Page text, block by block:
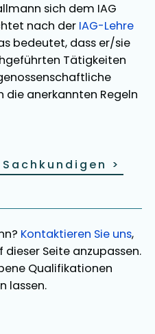
sich dem IAG
nach der IAG-Lehre
bedeutet, dass er/sie
Tätigkeiten
die anerkannten Regeln
>
? Kontaktieren Sie uns,
Seite anzupassen.
Qualifikationen
lassen.